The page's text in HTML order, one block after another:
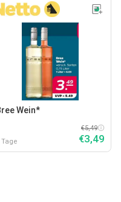
Wein*
Tage
€5,49
€3,49